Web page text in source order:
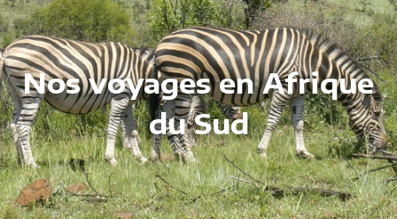
Nos voyages en Afrique
du Sud